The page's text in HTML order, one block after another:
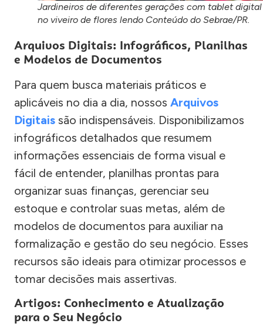
Jardineiros de diferentes gerações com tablet digital
no viveiro de flores lendo Conteúdo do Sebrae/PR.
Arquivos Digitais: Infográficos, Planilhas
e Modelos de Documentos
Para quem busca materiais práticos e
aplicáveis no dia a dia, nossos Arquivos
Digitais são indispensáveis. Disponibilizamos
infográficos detalhados que resumem
informações essenciais de forma visual e
fácil de entender, planilhas prontas para
organizar suas finanças, gerenciar seu
estoque e controlar suas metas, além de
modelos de documentos para auxiliar na
formalização e gestão do seu negócio. Esses
recursos são ideais para otimizar processos e
tomar decisões mais assertivas.
Artigos: Conhecimento e Atualização
para o Seu Negócio